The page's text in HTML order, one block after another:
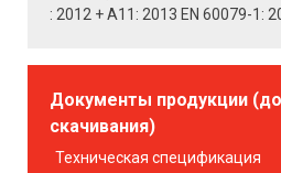
: 2012 + A11: 2013 EN 60079-1:
Документы продукции
скачивания)
Техническая спецификация